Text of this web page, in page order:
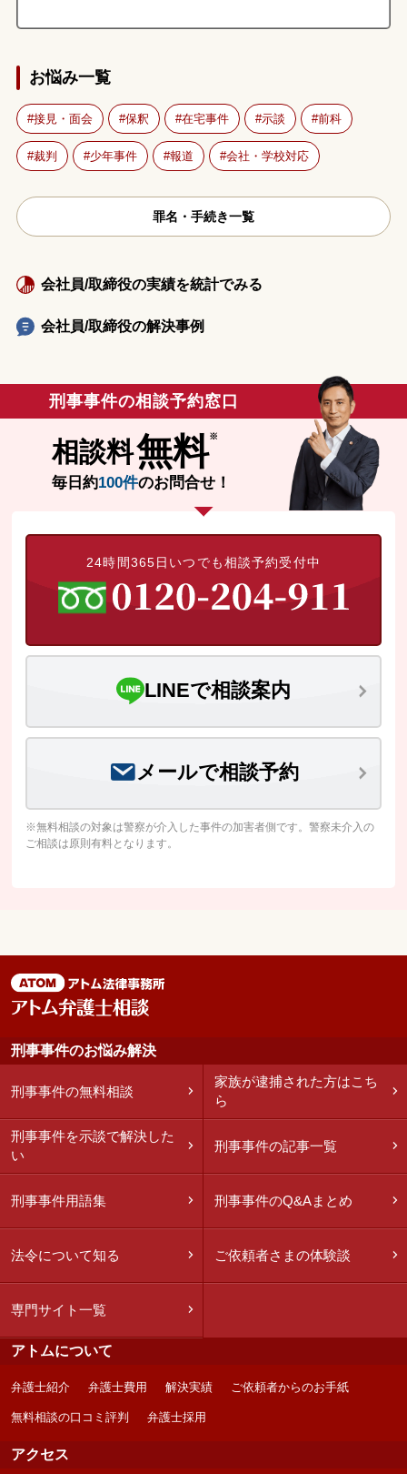
お悩み一覧
接見・面会 保釈 在宅事件 示談 前科
裁判 少年事件 報道 会社・学校対応
罪名・手続き一覧
会社員/取締役の実績を統計でみる
会社員/取締役の解決事例
刑事事件の相談予約窓口
相談料無料
毎日約100件のお問合せ！
24時間365日いつでも相談予約受付中
LINEで相談案内
メールで相談予約
※無料相談の対象は警察が介入した事件の加害者側です。警察未介入の
ご相談は原則有料となります。
刑事事件のお悩み解決
刑事事件の無料相談
家族が逮捕された方はこち
ら
刑事事件を示談で解決した
い
刑事事件の記事一覧
刑事事件用語集 刑事事件のQ&Aまとめ
法令について知る ご依頼者さまの体験談
専門サイト一覧
アトムについて
弁護士紹介 弁護士費用 解決実績 ご依頼者からのお手紙
無料相談の口コミ評判 弁護士採用
アクセス